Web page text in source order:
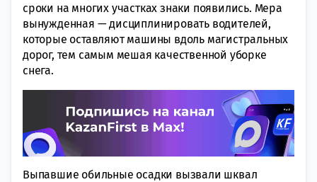
сроки на многих участках знаки появились. Мера
вынужденная — дисциплинировать водителей,
которые оставляют машины вдоль магистральных
дорог, тем самым мешая качественной уборке
снега.
Выпавшие обильные осадки вызвали шквал